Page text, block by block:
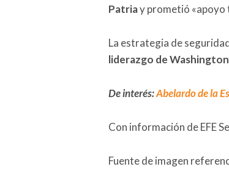
Patriay prometió «apoyo
La estrategia de
liderazgo de
De interés:Abelardo de la
Con información de EFE
Fuente de imagen